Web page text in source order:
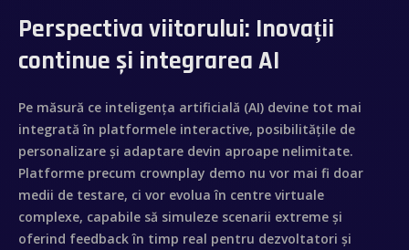
Trabajos
Galería
Contacto
Perspectiva viitorului: Inovații
continue și integrarea AI
Pe măsură ce inteligența artificială (AI) devine tot mai
integrată în platformele interactive, posibilitățile de
personalizare și adaptare devin aproape nelimitate.
Platforme precum crownplay demo nu vor mai fi doar
medii de testare, ci vor evolua în centre virtuale
complexe, capabile să simuleze scenarii extreme și
oferind feedback în timp real pentru dezvoltatori și